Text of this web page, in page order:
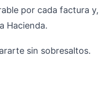
por cada factura y,
Hacienda.
sin sobresaltos.